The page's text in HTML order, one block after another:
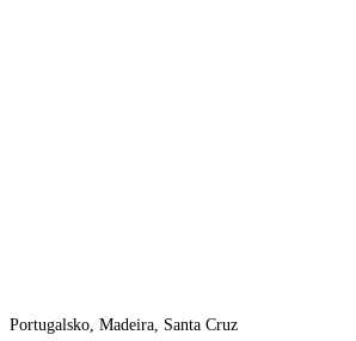
Portugalsko, Madeira, Santa Cruz